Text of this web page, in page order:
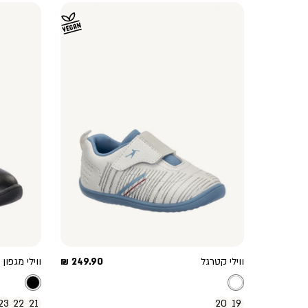
ווילי קטרגל
מחיר
249.90 ₪
19
20
ווילי
21
22